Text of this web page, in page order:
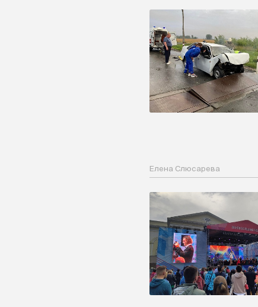
Елена Слюсарева